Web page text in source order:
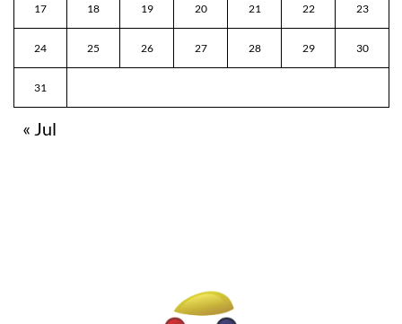
17 18 19 20 21 22 23
24 25 26 27 28 29 30
31
« Jul